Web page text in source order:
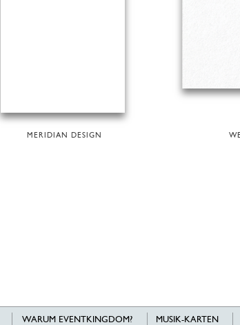
MERIDIAN DESIGN
WARUM EVENTKINGDOM? MUSIK-KARTEN